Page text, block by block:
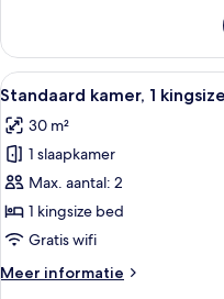
kamer
Alle
foto's
voor
Standaard
kamer,
1
kingsize
(Pet
4
Standaard kamer, 1
30 m²
1 slaapkamer
Max. aantal: 2
1 kingsize bed
Gratis wifi
Meer informatie
Meer